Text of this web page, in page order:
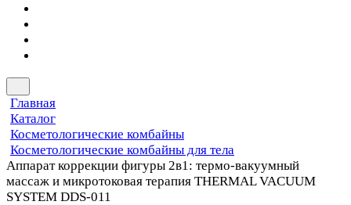
Главная
Каталог
Косметологические комбайны
Косметологические комбайны для тела
Аппарат коррекции фигуры 2в1: термо-вакуумный
массаж и микротоковая терапия THERMAL VACUUM
SYSTEM DDS-011